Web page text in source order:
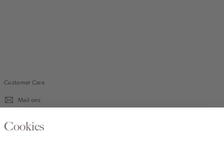
Customer Care
Mail ons
020 - 3412 670
Cookies